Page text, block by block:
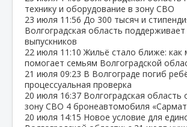
технику и оборудование в зону СВО
23 июля 11:56 До 300 тысяч и
Волгоградская область
выпускников
22 июля 11:10 Жильё стало ближе: как
помогает семьям Волгоградской
21 июля 09:23 В Волгограде погиб
процессуальная проверка
20 июля 16:37 Волгоградская область
зону СВО 4 бронеавтомобиля
20 июля 14:15 Новое условие для